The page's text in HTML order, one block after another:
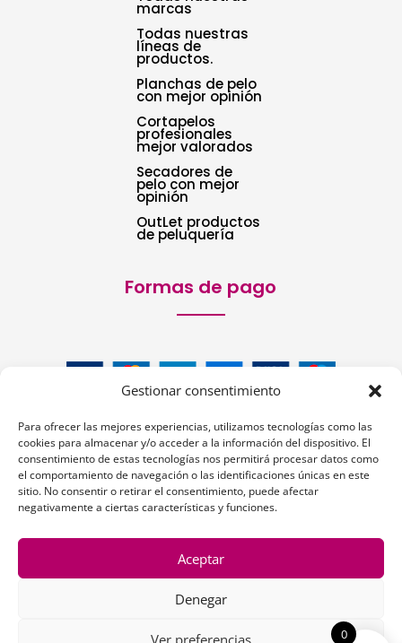
Gestionar consentimiento
Para ofrecer las mejores experiencias, utilizamos tecnologías como las
cookies para almacenar y/o acceder a la información del dispositivo. El
consentimiento de estas tecnologías nos permitirá procesar datos como
el comportamiento de navegación o las identificaciones únicas en este
sitio. No consentir o retirar el consentimiento, puede afectar
negativamente a ciertas características y funciones.
Aceptar
Denegar
Ver preferencias
marcas
Todas nuestras
líneas de
productos.
Planchas de pelo
con mejor opinión
Cortapelos
profesionales
mejor valorados
Secadores de
pelo con mejor
opinión
OutLet productos
de peluquería
Formas de pago
Siguenos:
0